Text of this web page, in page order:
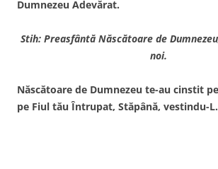
Dumnezeu Adevărat.
Stih: Preasfântă Născătoare de
noi.
Născătoare de Dumnezeu te-au cinstit
pe Fiul tău Întrupat, Stăpână, vestindu-L.